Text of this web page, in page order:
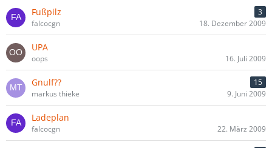
Fußpilz
3
falcocgn
18. Dezember 2009
UPA
oops 16. Juli 2009
Gnulf??
15
markus thieke
9. Juni 2009
Ladeplan
falcocgn 22. März 2009